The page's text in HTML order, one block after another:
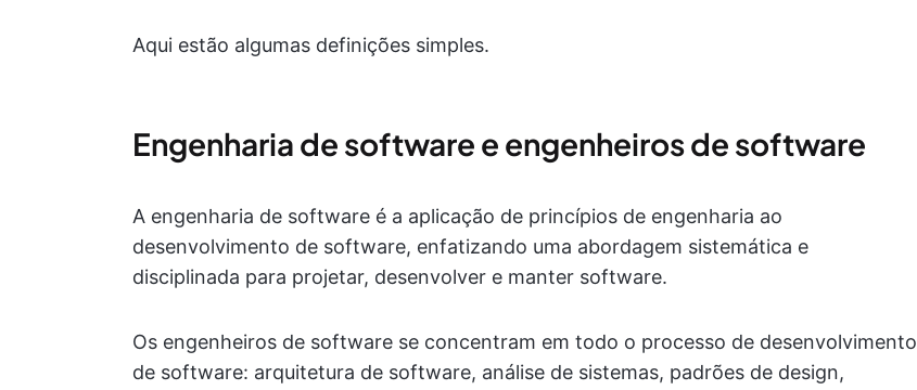
Aqui estão algumas definições simples.
Engenharia de software e engenheiros de software
A engenharia de software é a aplicação de princípios de engenharia ao
desenvolvimento de software, enfatizando uma abordagem sistemática e
disciplinada para projetar, desenvolver e manter software.
Os engenheiros de software se concentram em todo o processo de desenvolvimento
de software: arquitetura de software, análise de sistemas, padrões de design,